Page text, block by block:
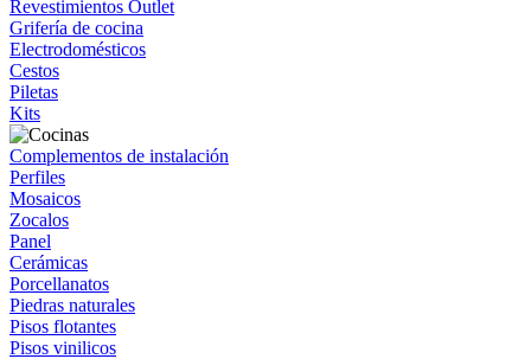
Revestimientos Outlet
Grifería de cocina
Electrodomésticos
Cestos
Piletas
Kits
Complementos de instalación
Perfiles
Mosaicos
Zocalos
Panel
Cerámicas
Porcellanatos
Piedras naturales
Pisos flotantes
Pisos vinilicos